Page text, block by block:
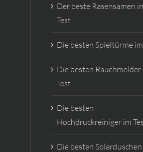
Der beste Rasensamen
Test
Die besten Spieltürme
Die besten Rauchmelder
Test
Die besten
Hochdruckreiniger im
Die besten